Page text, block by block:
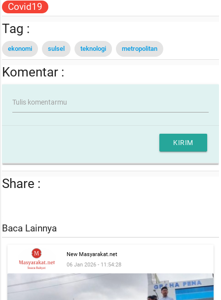
Covid19
Tag :
ekonomi sulsel teknologi metropolitan
Komentar :
Tulis komentarmu
KIRIM
Share :
Baca Lainnya
New Masyarakat.net
06 Jan 2026 - 11:54:28